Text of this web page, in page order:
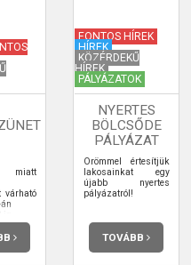
miatt
várható
FONTOS HÍREK
HÍREK
KÖZÉRDEKŰ
HÍREK
PÁLYÁZATOK
NYERTES
BÖLCSŐDE
PÁLYÁZAT
Örömmel értesítjük
lakosainkat egy
újabb nyertes
pályázatról!
TOVÁBB